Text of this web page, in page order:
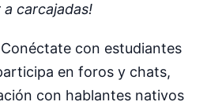
a carcajadas!
Conéctate con estudiantes
en foros y chats,
con hablantes nativos